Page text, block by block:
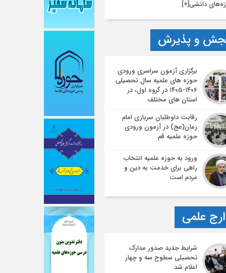
دانشی[+]
و پذیرش
برگزاری آزمون سراسری ورودی
حوزه های علمیه سال تحصیلی
۱۴۰۶-۱۴۰۵ در گروه اول، در
استان های مختلف
رقابت داوطلبان سربازی امام
زمان(عج) در آزمون ورودی
حوزه علمیه قم
ورود به حوزه علمیه انتخاب
راهی برای خدمت به دین و
مردم است
علمی
شرایط جدید صدور مدارک
تحصیلی سطوح سه و چهار
اعلام شد